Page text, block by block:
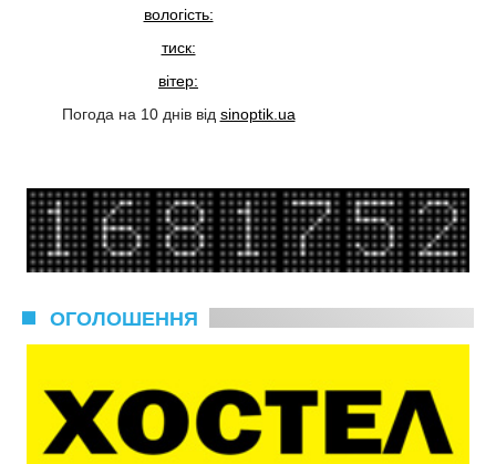
вологість:
тиск:
вітер:
Погода на 10 днів від sinoptik.ua
ОГОЛОШЕННЯ